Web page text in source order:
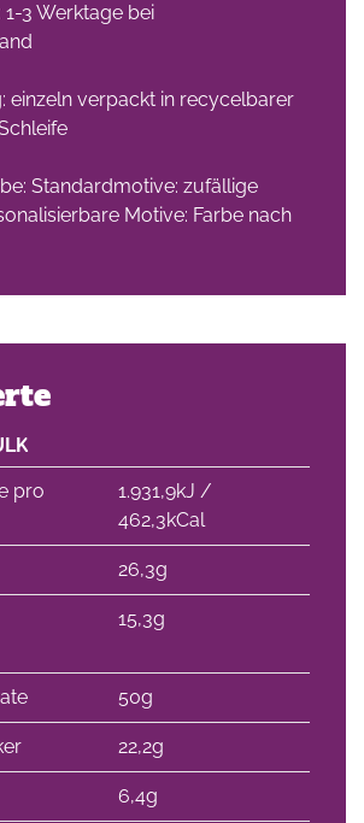
1-3 Werktage bei
einzeln verpackt in recycelbarer
Standardmotive: zufällige
Motive: Farbe nach
pro
1.931,9kJ /
462,3kCal
26,3g
15,3g
50g
22,2g
6,4g